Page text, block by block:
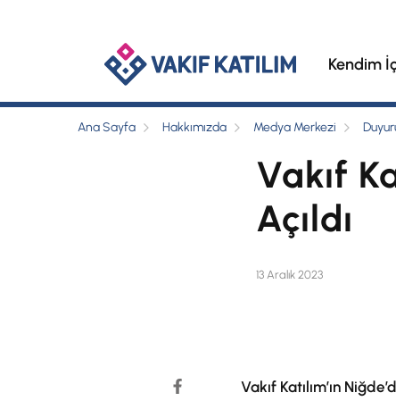
Kendim
Ana Sayfa Hakkımızda Medya Merkezi
Vakıf
Açıldı
13 Aralık 2023
Vakıf Katılım’ın